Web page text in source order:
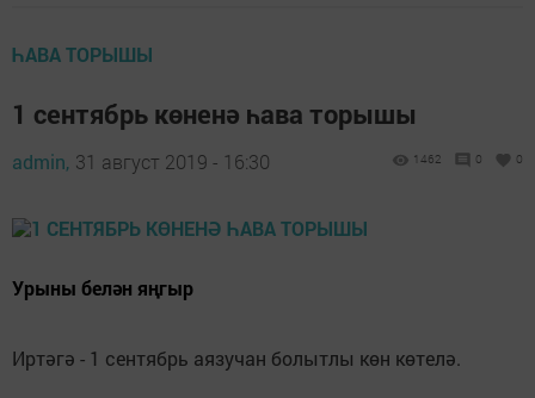
ҺАВА ТОРЫШЫ
1 сентябрь көненә һава торышы
admin, 31 август 2019 - 16:30 1462 0 0
Урыны белән яңгыр
Иртәгә - 1 сентябрь аязучан болытлы көн көтелә.